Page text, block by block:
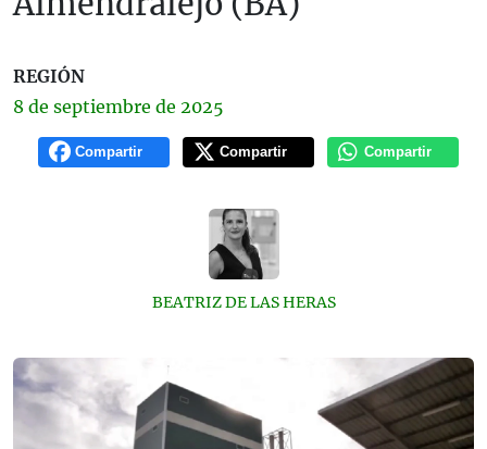
REGIÓN
8 de septiembre de 2025
Compartir Compartir Compartir
BEATRIZ DE LAS HERAS